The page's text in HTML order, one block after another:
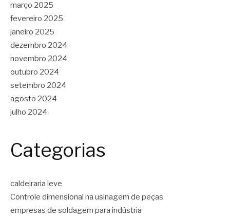
março 2025
fevereiro 2025
janeiro 2025
dezembro 2024
novembro 2024
outubro 2024
setembro 2024
agosto 2024
julho 2024
Categorias
caldeiraria leve
Controle dimensional na usinagem de peças
empresas de soldagem para indústria